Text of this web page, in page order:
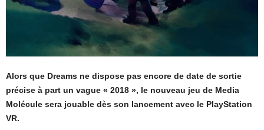
Alors que Dreams ne dispose pas encore de date de sortie
précise à part un vague « 2018 », le nouveau jeu de Media
Molécule sera jouable dès son lancement avec le PlayStation
VR.